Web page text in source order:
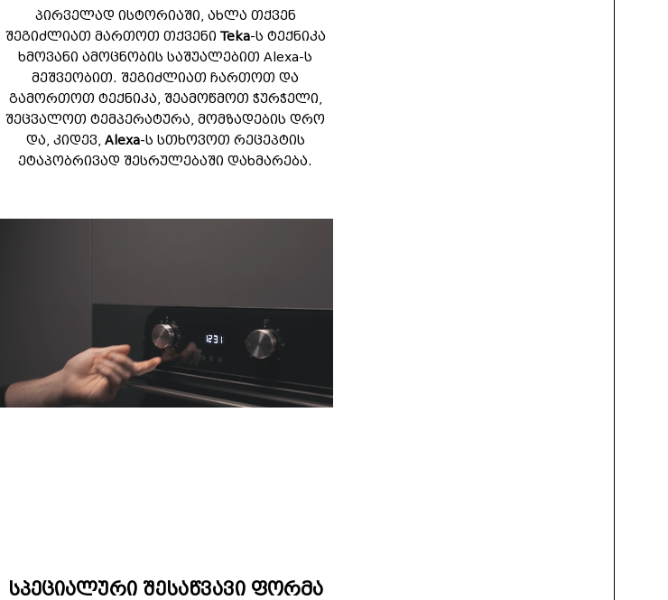
პირველად ისტორიაში, ახლა თქვენ
შეგიძლიათ მართოთ თქვენი Teka-ს ტექნიკა
ხმოვანი ამოცნობის საშუალებით Alexa-ს
მეშვეობით. შეგიძლიათ ჩართოთ და
გამორთოთ ტექნიკა, შეამოწმოთ ჭურჭელი,
შეცვალოთ ტემპერატურა, მომზადების დრო
და, კიდევ, Alexa-ს სთხოვოთ რეცეპტის
ეტაპობრივად შესრულებაში დახმარება.
სპეციალური შესაწვავი ფორმა